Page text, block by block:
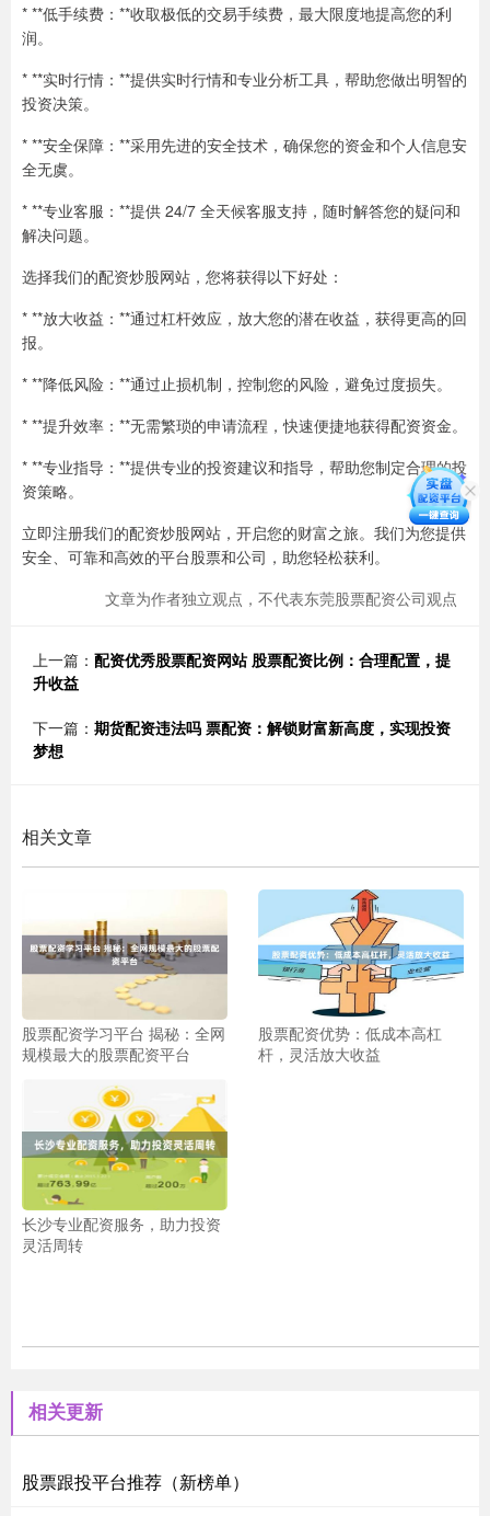
* **低手续费：**收取极低的交易手续费，最大限度地提高您的利
润。
* **实时行情：**提供实时行情和专业分析工具，帮助您做出明智的
投资决策。
* **安全保障：**采用先进的安全技术，确保您的资金和个人信息安
全无虞。
* **专业客服：**提供 24/7 全天候客服支持，随时解答您的疑问和
解决问题。
选择我们的配资炒股网站，您将获得以下好处：
* **放大收益：**通过杠杆效应，放大您的潜在收益，获得更高的回
报。
* **降低风险：**通过止损机制，控制您的风险，避免过度损失。
* **提升效率：**无需繁琐的申请流程，快速便捷地获得配资资金。
* **专业指导：**提供专业的投资建议和指导，帮助您制定合理的投
资策略。
立即注册我们的配资炒股网站，开启您的财富之旅。我们为您提供
安全、可靠和高效的平台股票和公司，助您轻松获利。
文章为作者独立观点，不代表东莞股票配资公司观点
上一篇： 配资优秀股票配资网站 股票配资比例：合理配置，提
升收益
下一篇： 期货配资违法吗 票配资：解锁财富新高度，实现投资
梦想
相关文章
股票配资学习平台 揭秘：全网
规模最大的股票配资平台
股票配资优势：低成本高杠
杆，灵活放大收益
长沙专业配资服务，助力投资
灵活周转
相关更新
股票跟投平台推荐（新榜单）